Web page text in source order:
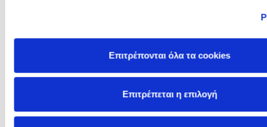
Επιτρέπονται όλα τα cookies
Επιτρέπεται η επιλογή
Racha Mourtada Ram Ganglani